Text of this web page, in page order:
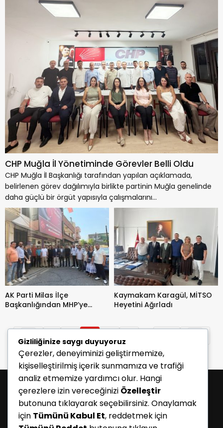
CHP Muğla İl Yönetiminde Görevler Belli Oldu
CHP Muğla İl Başkanlığı tarafından yapılan açıklamada,
belirlenen görev dağılımıyla birlikte partinin Muğla genelinde
daha güçlü bir örgüt yapısıyla çalışmalarını...
AK Parti Milas İlçe
Başkanlığından MHP’ye
Kaymakam Karagül, MİTSO
Heyetini Ağırladı
...
Gizliliğinize saygı duyuyoruz
Çerezler, deneyiminizi geliştirmemize,
kişiselleştirilmiş içerik sunmamıza ve trafiği
analiz etmemize yardımcı olur. Hangi
çerezlere izin vereceğinizi Özelleştir
butonuna tıklayarak seçebilirsiniz. Onaylamak
için Tümünü Kabul Et, reddetmek için